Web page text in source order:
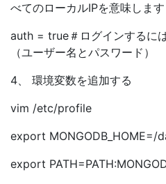
べてのローカルIPを意味します
auth = true＃ログインするに
（ユーザー名とパスワード）
4、 環境変数を追加する
vim /etc/profile
export MONGODB_HOME=/
export PATH=PATH: